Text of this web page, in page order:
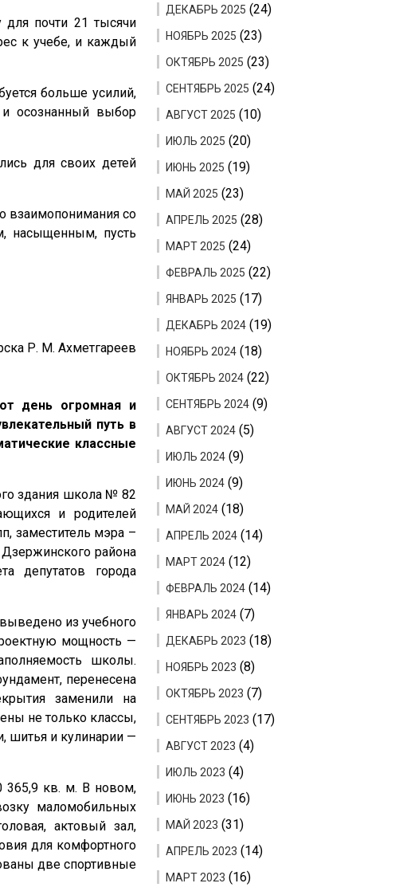
почти 21 тысячи
к учебе, и каждый
больше усилий,
и осознанный выбор
для своих детей
взаимопонимания со
насыщенным, пусть
Р. М. Ахметгареев
день огромная и
путь в
классные
здания школа № 82
и родителей
заместитель мэра –
Дзержинского района
депутатов города
из учебного
мощность —
школы.
перенесена
заменили на
не только классы,
шитья и кулинарии —
365,9 кв. м. В новом,
маломобильных
актовый зал,
для комфортного
две спортивные
ДЕКАБРЬ 2025 (24)
НОЯБРЬ 2025 (23)
ОКТЯБРЬ 2025 (23)
СЕНТЯБРЬ 2025 (24)
АВГУСТ 2025 (10)
ИЮЛЬ 2025 (20)
ИЮНЬ 2025 (19)
МАЙ 2025 (23)
АПРЕЛЬ 2025 (28)
МАРТ 2025 (24)
ФЕВРАЛЬ 2025 (22)
ЯНВАРЬ 2025 (17)
ДЕКАБРЬ 2024 (19)
НОЯБРЬ 2024 (18)
ОКТЯБРЬ 2024 (22)
СЕНТЯБРЬ 2024 (9)
АВГУСТ 2024 (5)
ИЮЛЬ 2024 (9)
ИЮНЬ 2024 (9)
МАЙ 2024 (18)
АПРЕЛЬ 2024 (14)
МАРТ 2024 (12)
ФЕВРАЛЬ 2024 (14)
ЯНВАРЬ 2024 (7)
ДЕКАБРЬ 2023 (18)
НОЯБРЬ 2023 (8)
ОКТЯБРЬ 2023 (7)
СЕНТЯБРЬ 2023 (17)
АВГУСТ 2023 (4)
ИЮЛЬ 2023 (4)
ИЮНЬ 2023 (16)
МАЙ 2023 (31)
АПРЕЛЬ 2023 (14)
МАРТ 2023 (16)